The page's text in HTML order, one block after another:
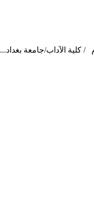
/ كلية الآداب/جامعة بغداد...